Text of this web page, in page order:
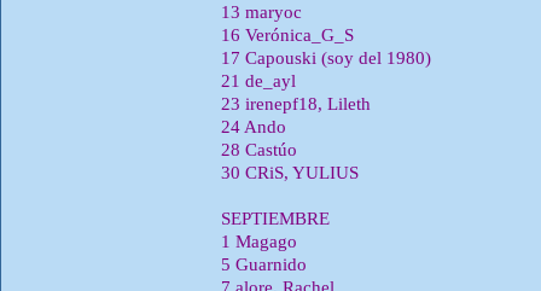
13 maryoc
16 Verónica_G_S
17 Capouski (soy del 1980)
21 de_ayl
23 irenepf18, Lileth
24 Ando
28 Castúo
30 CRiS, YULIUS
SEPTIEMBRE
1 Magago
5 Guarnido